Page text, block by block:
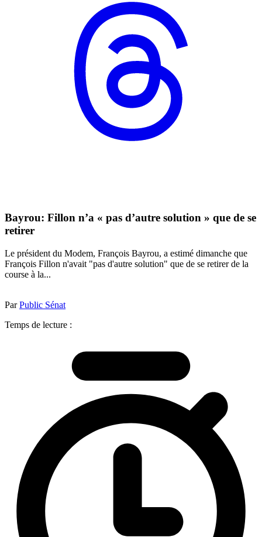
Bayrou: Fillon n’a « pas d’autre solution » que de se
retirer
Le président du Modem, François Bayrou, a estimé dimanche que
François Fillon n'avait "pas d'autre solution" que de se retirer de la
course à la...
ParPublic Sénat
Temps de lecture :